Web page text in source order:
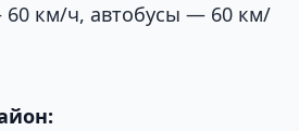
км/ч, автобусы — 60 км/